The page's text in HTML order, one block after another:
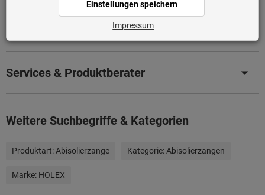
Mit ähnlichen Produkten vergleichen
Services & Produktberater
Weitere Suchbegriffe & Kategorien
Produktart: Abisolierzange Kategorie: Abisolierzangen
Marke: HOLEX